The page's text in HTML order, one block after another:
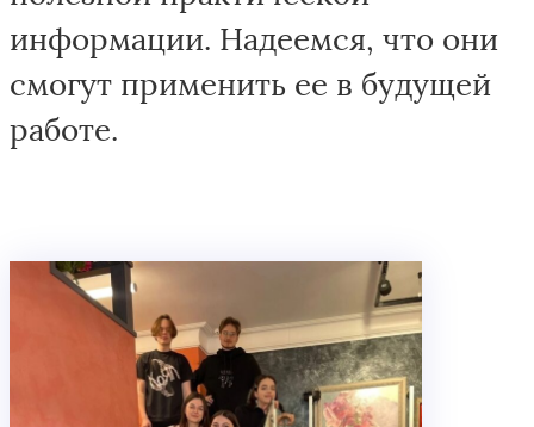
информации. Надеемся, что они
смогут применить ее в будущей
работе.